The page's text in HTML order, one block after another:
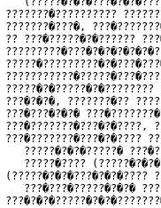
???????�??????????
???????�???�,
?? ???�?????�?�??????
???�?�?�, ???????�??
???�???�?�?�
???�???????�???�?�????,
???�???????�???�?�????
?????�?�?�?????�
?????�????
(?????�?�?�???�?�?�????
???�???�?????�?�?�